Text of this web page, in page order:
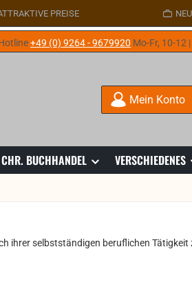
PREISE
+49 (0) 9264 - 9679920 Mo-Fr, 10-12
Mein Konto
CHR. BUCHHANDEL VERSCHIEDENES
ihrer selbstständigen beruflichen Tätigkeit